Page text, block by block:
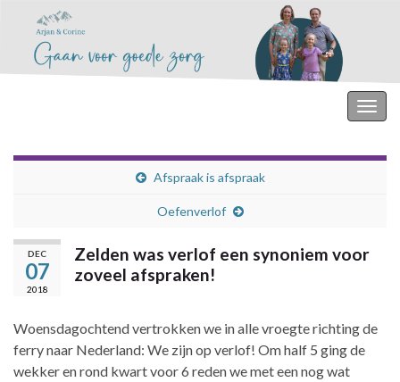
Afspraak is afspraak
Oefenverlof
DEC
07
2018
Zelden was verlof een synoniem voor
zoveel afspraken!
Woensdagochtend vertrokken we in alle vroegte richting de
ferry naar Nederland: We zijn op verlof! Om half 5 ging de
wekker en rond kwart voor 6 reden we met een nog wat